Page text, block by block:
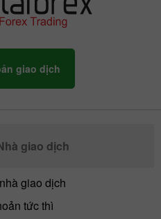
giao dịch
giao dịch
giao dịch
tức thì